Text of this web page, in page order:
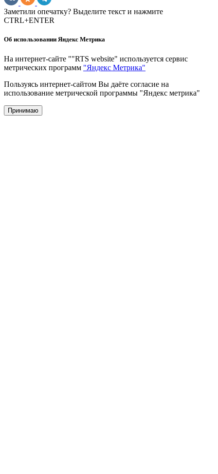
Заметили опечатку? Выделите текст и нажмите
CTRL+ENTER
Об использовании Яндекс Метрика
На интернет-сайте ""RTS website" используется сервис
метрических программ "Яндекс Метрика"
Пользуясь интернет-сайтом Вы даёте согласие на
использование метрической программы "Яндекс метрика"
Принимаю